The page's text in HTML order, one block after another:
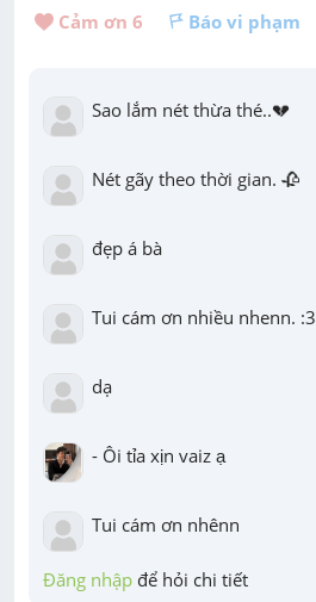
Cảm ơn 6 Báo vi phạm
Sao lắm nét thừa thé..💔
Nét gãy theo thời gian. 🥀
đẹp á bà
Tui cám ơn nhiều nhenn. :3
dạ
- Ôi tỉa xịn vaiz ạ
Tui cám ơn nhênn
Đăng nhập để hỏi chi tiết